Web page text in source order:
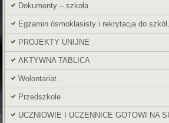
Dokumenty – szkoła
Egzamin ósmoklasisty i rekrytacja do
PROJEKTY UNIJNE
AKTYWNA TABLICA
Wolontariat
Przedszkole
UCZNIOWIE I UCZENNICE GOTOWI NA